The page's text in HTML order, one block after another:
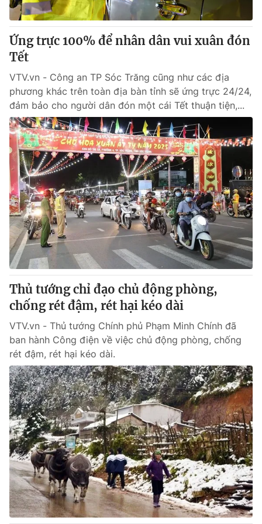
Ứng trực 100% để nhân dân vui xuân đón
Tết
VTV.vn - Công an TP Sóc Trăng cũng như các địa
phương khác trên toàn địa bàn tỉnh sẽ ứng trực 24/24,
đảm bảo cho người dân đón một cái Tết thuận tiện,...
Thủ tướng chỉ đạo chủ động phòng,
chống rét đậm, rét hại kéo dài
VTV.vn - Thủ tướng Chính phủ Phạm Minh Chính đã
ban hành Công điện về việc chủ động phòng, chống
rét đậm, rét hại kéo dài.